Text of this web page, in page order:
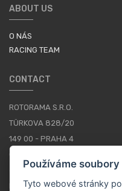
ABOUT US
O NÁS
RACING TEAM
CONTACT
ROTORAMA S.R.O.
TÜRKOVA 828/20
149 00 - PRAHA 4
+420 252 252 098
PROVOZNÍ DOBA: PONDĚLÍ -
Používáme
Tyto webové stránky